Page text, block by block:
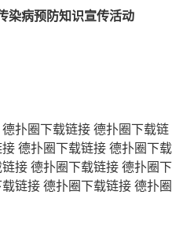
染病预防知识宣传活动
德扑圈下载链接 德扑圈下载链
接 德扑圈下载链接 德扑圈下载
接 德扑圈下载链接 德扑圈下
链接 德扑圈下载链接 德扑圈